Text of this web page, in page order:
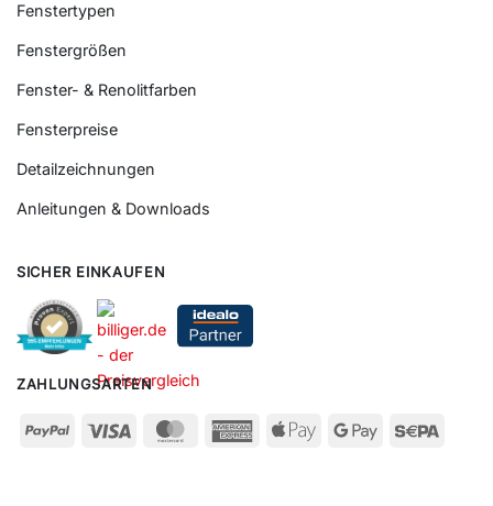
Fenstertypen
Fenstergrößen
Fenster- & Renolitfarben
Fensterpreise
Detailzeichnungen
Anleitungen & Downloads
SICHER EINKAUFEN
ZAHLUNGSARTEN